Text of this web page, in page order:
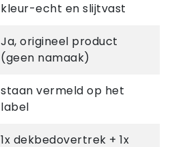
kleur-echt en slijtvast
Ja, origineel product
(geen namaak)
staan vermeld op het
label
1x dekbedovertrek + 1x